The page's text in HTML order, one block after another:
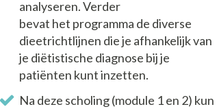
analyseren. Verder
bevat het programma de diverse
dieetrichtlijnen die je afhankelijk van
je diëtistische diagnose bij je
patiënten kunt inzetten.
Na deze scholing (module 1 en 2) kun